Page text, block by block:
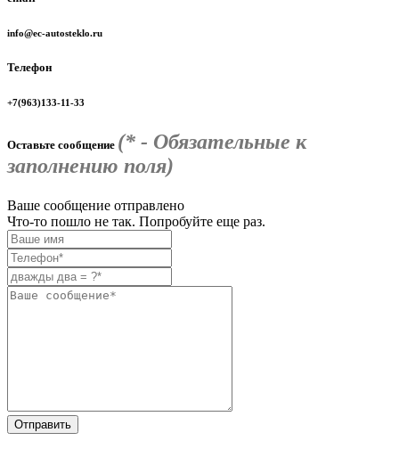
info@ec-autosteklo.ru
Телефон
+7(963)133-11-33
Оставьте сообщение (* - Обязательные к
заполнению поля)
Ваше сообщение отправлено
Что-то пошло не так. Попробуйте еще раз.